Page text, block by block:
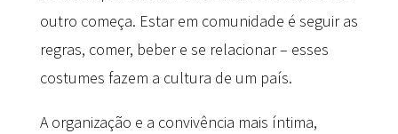
outro começa. Estar em comunidade é seguir as
regras, comer, beber e se relacionar – esses
costumes fazem a cultura de um país.
A organização e a convivência mais íntima,